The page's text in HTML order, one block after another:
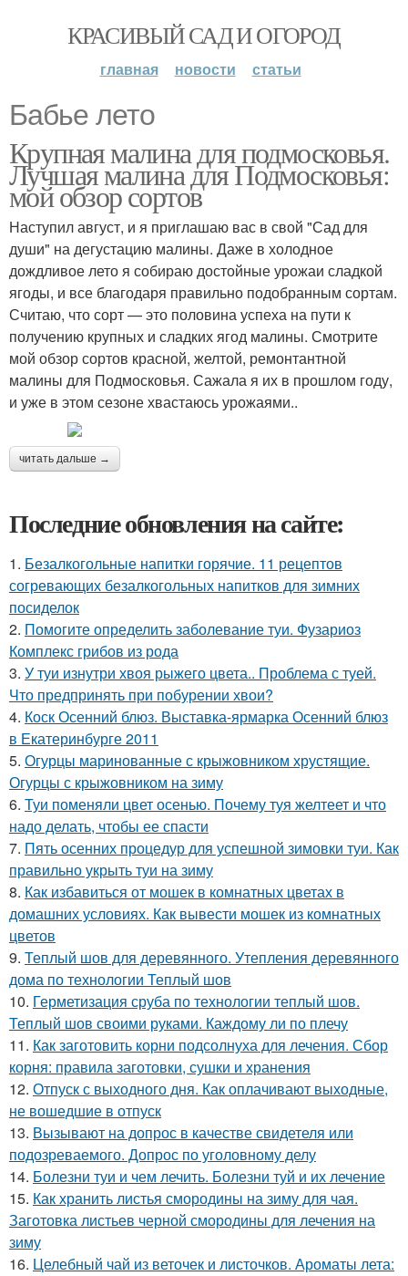
КРАСИВЫЙ САД И ОГОРОД
главная новости статьи
Бабье лето
Крупная малина для подмосковья.
Лучшая малина для Подмосковья:
мой обзор сортов
Наступил август, и я приглашаю вас в свой "Сад для
души" на дегустацию малины. Даже в холодное
дождливое лето я собираю достойные урожаи сладкой
ягоды, и все благодаря правильно подобранным сортам.
Считаю, что сорт — это половина успеха на пути к
получению крупных и сладких ягод малины. Смотрите
мой обзор сортов красной, желтой, ремонтантной
малины для Подмосковья. Сажала я их в прошлом году,
и уже в этом сезоне хвастаюсь урожаями..
читать дальше →
Последние обновления на сайте:
1. Безалкогольные напитки горячие. 11 рецептов
согревающих безалкогольных напитков для зимних
посиделок
2. Помогите определить заболевание туи. Фузариоз
Комплекс грибов из рода
3. У туи изнутри хвоя рыжего цвета.. Проблема с туей.
Что предпринять при побурении хвои?
4. Коск Осенний блюз. Выставка-ярмарка Осенний блюз
в Екатеринбурге 2011
5. Огурцы маринованные с крыжовником хрустящие.
Огурцы с крыжовником на зиму
6. Туи поменяли цвет осенью. Почему туя желтеет и что
надо делать, чтобы ее спасти
7. Пять осенних процедур для успешной зимовки туи. Как
правильно укрыть туи на зиму
8. Как избавиться от мошек в комнатных цветах в
домашних условиях. Как вывести мошек из комнатных
цветов
9. Теплый шов для деревянного. Утепления деревянного
дома по технологии Теплый шов
10. Герметизация сруба по технологии теплый шов.
Теплый шов своими руками. Каждому ли по плечу
11. Как заготовить корни подсолнуха для лечения. Сбор
корня: правила заготовки, сушки и хранения
12. Отпуск с выходного дня. Как оплачивают выходные,
не вошедшие в отпуск
13. Вызывают на допрос в качестве свидетеля или
подозреваемого. Допрос по уголовному делу
14. Болезни туи и чем лечить. Болезни туй и их лечение
15. Как хранить листья смородины на зиму для чая.
Заготовка листьев черной смородины для лечения на
зиму
16. Целебный чай из веточек и листочков. Ароматы лета: